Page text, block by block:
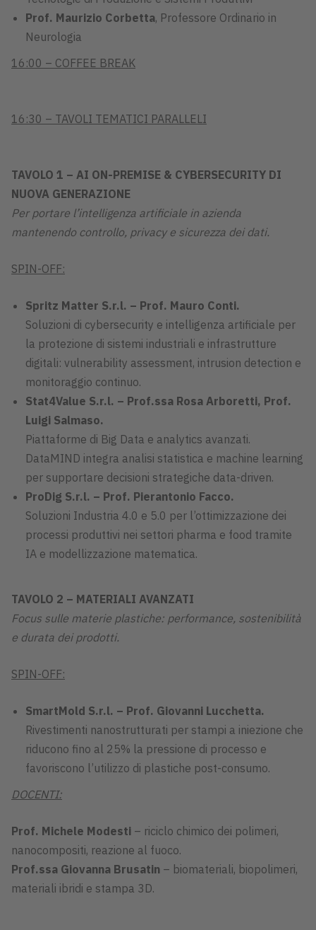
Prof. Maurizio Corbetta, Professore Ordinario in
Neurologia
16:00 – COFFEE BREAK
16:30 – TAVOLI TEMATICI PARALLELI
TAVOLO 1 – AI ON-PREMISE & CYBERSECURITY DI
NUOVA GENERAZIONE
Per portare l’intelligenza artificiale in azienda
mantenendo controllo, privacy e sicurezza dei dati.
SPIN-OFF:
Spritz Matter S.r.l. – Prof. Mauro Conti.
Soluzioni di cybersecurity e intelligenza artificiale per
la protezione di sistemi industriali e infrastrutture
digitali: vulnerability assessment, intrusion detection e
monitoraggio continuo.
Stat4Value S.r.l. – Prof.ssa Rosa Arboretti, Prof.
Luigi Salmaso.
Piattaforme di Big Data e analytics avanzati.
DataMIND integra analisi statistica e machine learning
per supportare decisioni strategiche data-driven.
ProDig S.r.l. – Prof. Pierantonio Facco.
Soluzioni Industria 4.0 e 5.0 per l’ottimizzazione dei
processi produttivi nei settori pharma e food tramite
IA e modellizzazione matematica.
TAVOLO 2 – MATERIALI AVANZATI
Focus sulle materie plastiche: performance, sostenibilità
e durata dei prodotti.
SPIN-OFF:
SmartMold S.r.l. – Prof. Giovanni Lucchetta.
Rivestimenti nanostrutturati per stampi a iniezione che
riducono fino al 25% la pressione di processo e
favoriscono l’utilizzo di plastiche post-consumo.
DOCENTI:
Prof. Michele Modesti – riciclo chimico dei polimeri,
nanocompositi, reazione al fuoco.
Prof.ssa Giovanna Brusatin – biomateriali, biopolimeri,
materiali ibridi e stampa 3D.